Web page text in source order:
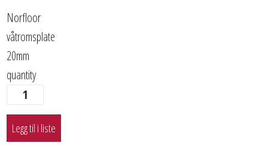
Norfloor
våtromsplate
20mm
quantity
Legg til i liste